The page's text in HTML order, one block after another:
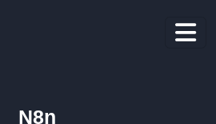
N8n